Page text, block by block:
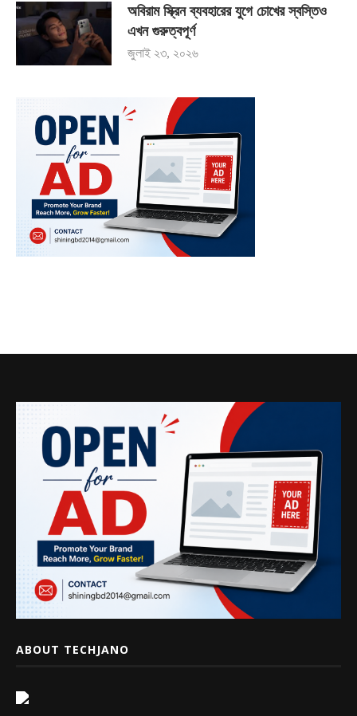
অবিরাম স্ক্রিন ব্যবহারের যুগে চোখের স্বস্তিও
এখন গুরুত্বপূর্ণ
জুলাই ২৩, ২০২৬
ABOUT TECHJANO